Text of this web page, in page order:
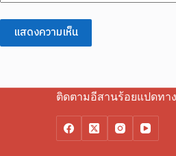
แสดงความเห็น
ติดตามอีสานร้อยแปดทา